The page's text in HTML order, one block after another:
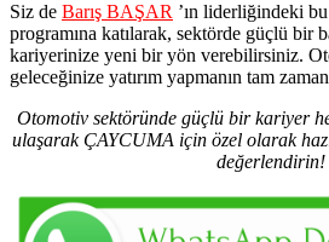
Siz de Barış BAŞAR ’ın liderliğindeki
programına katılarak, sektörde güçlü bir
kariyerinize yeni bir yön verebilirsiniz.
geleceğinize yatırım yapmanın tam
Otomotiv sektöründe güçlü bir kariyer
ulaşarak ÇAYCUMA için özel olarak
değerlendirin!